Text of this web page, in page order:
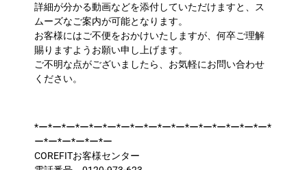
詳細が分かる動画などを添付していただけますと、ス
ムーズなご案内が可能となります。
お客様にはご不便をおかけいたしますが、何卒ご理解
賜りますようお願い申し上げます。
ご不明な点がございましたら、お気軽にお問い合わせ
ください。
*ー*ー*ー*ー*ー*ー*ー*ー*ー*ー*ー*ー*ー*ー*ー*ー*ー*
ー*ー*ー*ー*ー*ー
COREFITお客様センター